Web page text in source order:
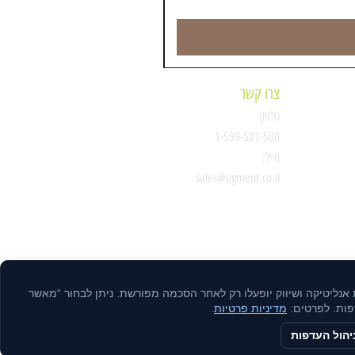
צרו קשר
טלפון:
1-599-501-500
מייל:
sales@sigment.co.il
אנליטיקה ושיווק יופעלו רק לאחר הסכמה מפורשת. ניתן לבחור “מאשר
לפרטים: מדיניות פרטיות.
העדפות